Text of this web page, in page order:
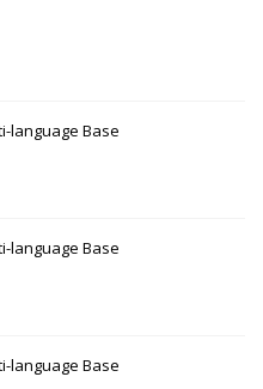
language Base
language Base
language Base